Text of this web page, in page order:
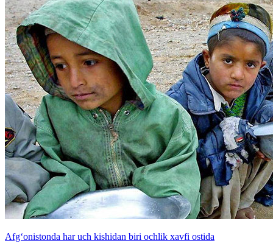
Afg‘onistonda har uch kishidan biri ochlik xavfi ostida